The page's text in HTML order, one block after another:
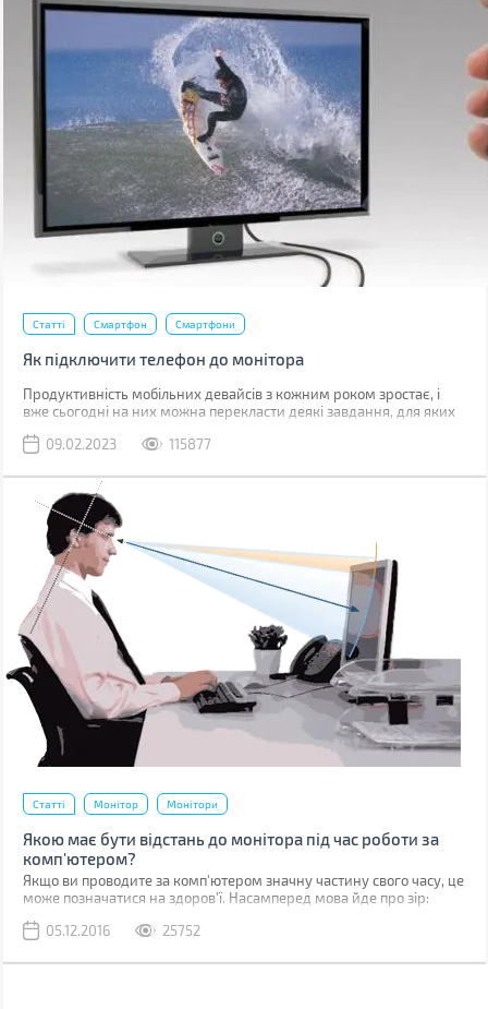
Статті Смартфон Смартфони
Як підключити телефон до монітора
Продуктивність мобільних девайсів з кожним роком зростає, і
вже сьогодні на них можна перекласти деякі завдання, для яких
09.02.2023
115877
Статті Монітор Монітори
Якою має бути відстань до монітора під час роботи за
комп'ютером?
Якщо ви проводите за комп'ютером значну частину свого часу, це
може позначатися на здоров'ї. Насамперед мова йде про зір:
на дрібних деталях зображення.
05.12.2016 25752